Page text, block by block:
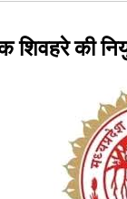
शिवहरे की